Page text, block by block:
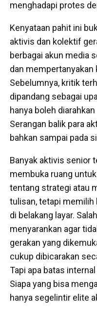
menghadapi protes
Kenyataan pahit ini
aktivis dan kolektif
berbagai akun media
dan
Sebelumnya, kritik
dipandang sebagai
hanya boleh
Serangan balik para
bahkan sampai pada
Banyak aktivis senior
membuka ruang
tentang strategi atau
tulisan, tetapi
di belakang layar.
menyarankan agar
gerakan yang
cukup dibicarakan
Tapi apa batas
Siapa yang bisa
hanya segelintir elite